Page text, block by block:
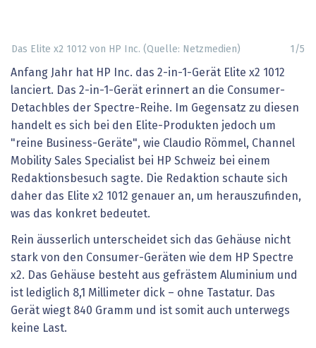
1 /5
Das Elite x2 1012 von HP Inc. (Quelle: Netzmedien)
Anfang Jahr hat HP Inc. das 2-in-1-Gerät Elite x2 1012
lanciert. Das 2-in-1-Gerät erinnert an die Consumer-
Detachbles der Spectre-Reihe. Im Gegensatz zu diesen
handelt es sich bei den Elite-Produkten jedoch um
"reine Business-Geräte", wie Claudio Römmel, Channel
Mobility Sales Specialist bei HP Schweiz bei einem
Redaktionsbesuch sagte. Die Redaktion schaute sich
daher das Elite x2 1012 genauer an, um herauszufinden,
was das konkret bedeutet.
Rein äusserlich unterscheidet sich das Gehäuse nicht
stark von den Consumer-Geräten wie dem HP Spectre
x2. Das Gehäuse besteht aus gefrästem Aluminium und
ist lediglich 8,1 Millimeter dick – ohne Tastatur. Das
Gerät wiegt 840 Gramm und ist somit auch unterwegs
keine Last.